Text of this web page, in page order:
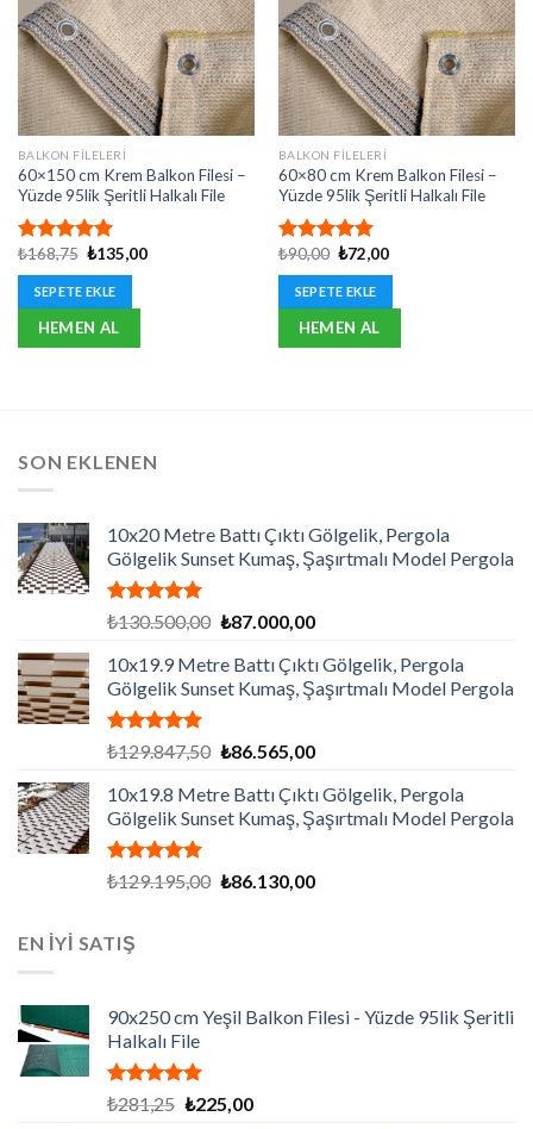
BALKON FILELERI
60×150 cm Krem Balkon Filesi –
Yüzde 95lik Şeritli Halkalı File
5 üzerinden
5.00oy
aldı
₺168,75 Orijinal
₺168,75.
₺135,00Şu
SEPETE EKLE
HEMEN AL
BALKON FILELERI
60×80 cm Krem Balkon Filesi –
Yüzde 95lik Şeritli Halkalı File
5 üzerinden
5.00oy
aldı
₺90,00 Orijinal
fiyat:
₺90,00.
₺72,00Şu
SEPETE EKLE
HEMEN AL
SON EKLENEN
10x20 Metre Battı Çıktı Gölgelik, Pergola
Gölgelik Sunset Kumaş, Şaşırtmalı Model Pergola
5 üzerinden
aldı
₺130.500,00 Orijinal
₺130.500,00.
₺87.000,00Şu
fiyat:
₺87.000,00.
10x19.9 Metre Battı Çıktı Gölgelik, Pergola
Gölgelik Sunset Kumaş, Şaşırtmalı Model Pergola
5 üzerinden
aldı
₺129.847,50 Orijinal
₺129.847,50.
₺86.565,00Şu
fiyat:
₺86.565,00.
10x19.8 Metre Battı Çıktı Gölgelik, Pergola
Gölgelik Sunset Kumaş, Şaşırtmalı Model Pergola
5 üzerinden
₺129.195,00 Orijinal
₺86.130,00Şu
EN İYİ SATIŞ
90x250 cm Yeşil Balkon Filesi - Yüzde 95lik Şeritli
Halkalı File
5 üzerinden
oy
₺281,25 Orijinal
₺225,00Şu